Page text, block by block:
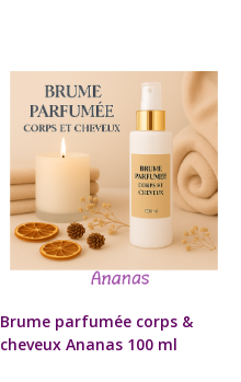
Brume parfumée corps &
cheveux Ananas 100 ml